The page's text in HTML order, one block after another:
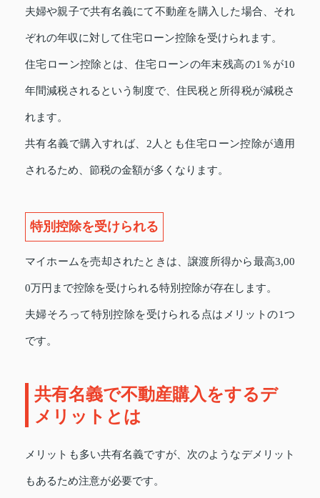
夫婦や親子で共有名義にて不動産を購入した場合、それ
ぞれの年収に対して住宅ローン控除を受けられます。
住宅ローン控除とは、住宅ローンの年末残高の1％が10
年間減税されるという制度で、住民税と所得税が減税さ
れます。
共有名義で購入すれば、2人とも住宅ローン控除が適用
されるため、節税の金額が多くなります。
特別控除を受けられる
マイホームを売却されたときは、譲渡所得から最高3,00
0万円まで控除を受けられる特別控除が存在します。
夫婦そろって特別控除を受けられる点はメリットの1つ
です。
共有名義で不動産購入をするデ
メリットとは
メリットも多い共有名義ですが、次のようなデメリット
もあるため注意が必要です。